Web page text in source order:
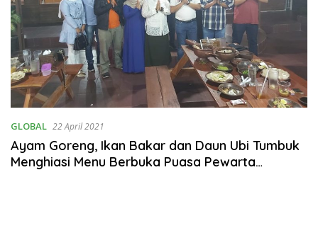
GLOBAL 22 April 2021
Ayam Goreng, Ikan Bakar dan Daun Ubi Tumbuk
Menghiasi Menu Berbuka Puasa Pewarta